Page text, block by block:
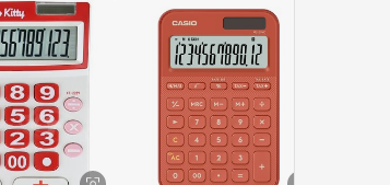
銷售網頁不符，以銷售網頁標示為
180天(含)以上進行申訴，恕無法
包之適用商品與使用條件請依點數